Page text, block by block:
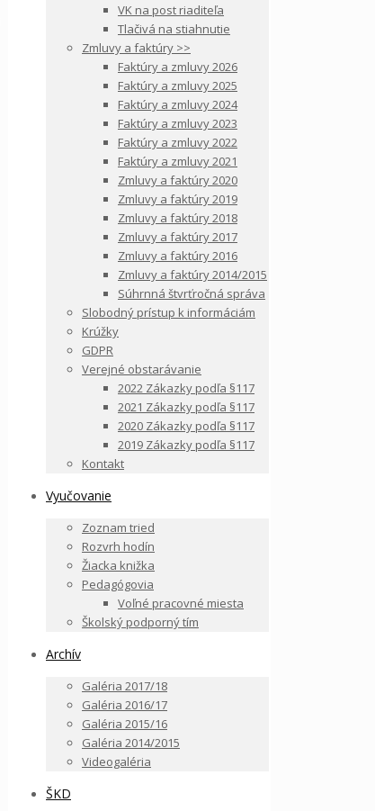
VK na post riaditeľa
Tlačivá na stiahnutie
Zmluvy a faktúry >>
Faktúry a zmluvy 2026
Faktúry a zmluvy 2025
Faktúry a zmluvy 2024
Faktúry a zmluvy 2023
Faktúry a zmluvy 2022
Faktúry a zmluvy 2021
Zmluvy a faktúry 2020
Zmluvy a faktúry 2019
Zmluvy a faktúry 2018
Zmluvy a faktúry 2017
Zmluvy a faktúry 2016
Zmluvy a faktúry 2014/2015
Súhrnná štvrťročná správa
Slobodný prístup k informáciám
Krúžky
GDPR
Verejné obstarávanie
2022 Zákazky podľa §117
2021 Zákazky podľa §117
2020 Zákazky podľa §117
2019 Zákazky podľa §117
Kontakt
Vyučovanie
Zoznam tried
Rozvrh hodín
Žiacka knižka
Pedagógovia
Voľné pracovné miesta
Školský podporný tím
Archív
Galéria 2017/18
Galéria 2016/17
Galéria 2015/16
Galéria 2014/2015
Videogaléria
ŠKD